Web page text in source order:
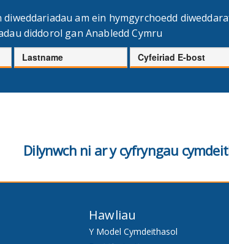
am ein hymgyrchoedd
diddorol gan Anabledd Cymru
Cyfenw
Cyfeiriad
E-
Dilynwch ni ar y cyfryngau
Hawliau
Y Model Cymdeithasol